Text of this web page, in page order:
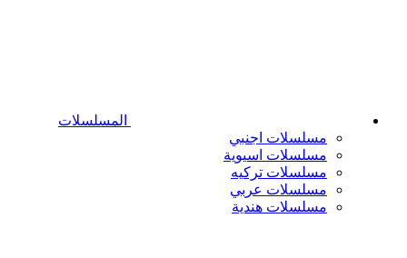
المسلسلات
مسلسلات اجنبي
مسلسلات اسيوية
مسلسلات تركيه
مسلسلات عربي
مسلسلات هندية